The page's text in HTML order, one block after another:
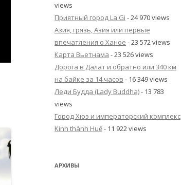
views
Приятный город La Gi - 24 970 views
Азия, грязь, Азия или первые
впечатления о Ханое - 23 572 views
Карта Вьетнама - 23 526 views
Дорога в Далат и обратно или 340 км
на байке за 14 часов - 16 349 views
Леди Будда (Lady Buddha)- 13 783
views
Город Хюэ и императорский комплекс
Kinh thành Huế- 11 922 views
АРХИВЫ